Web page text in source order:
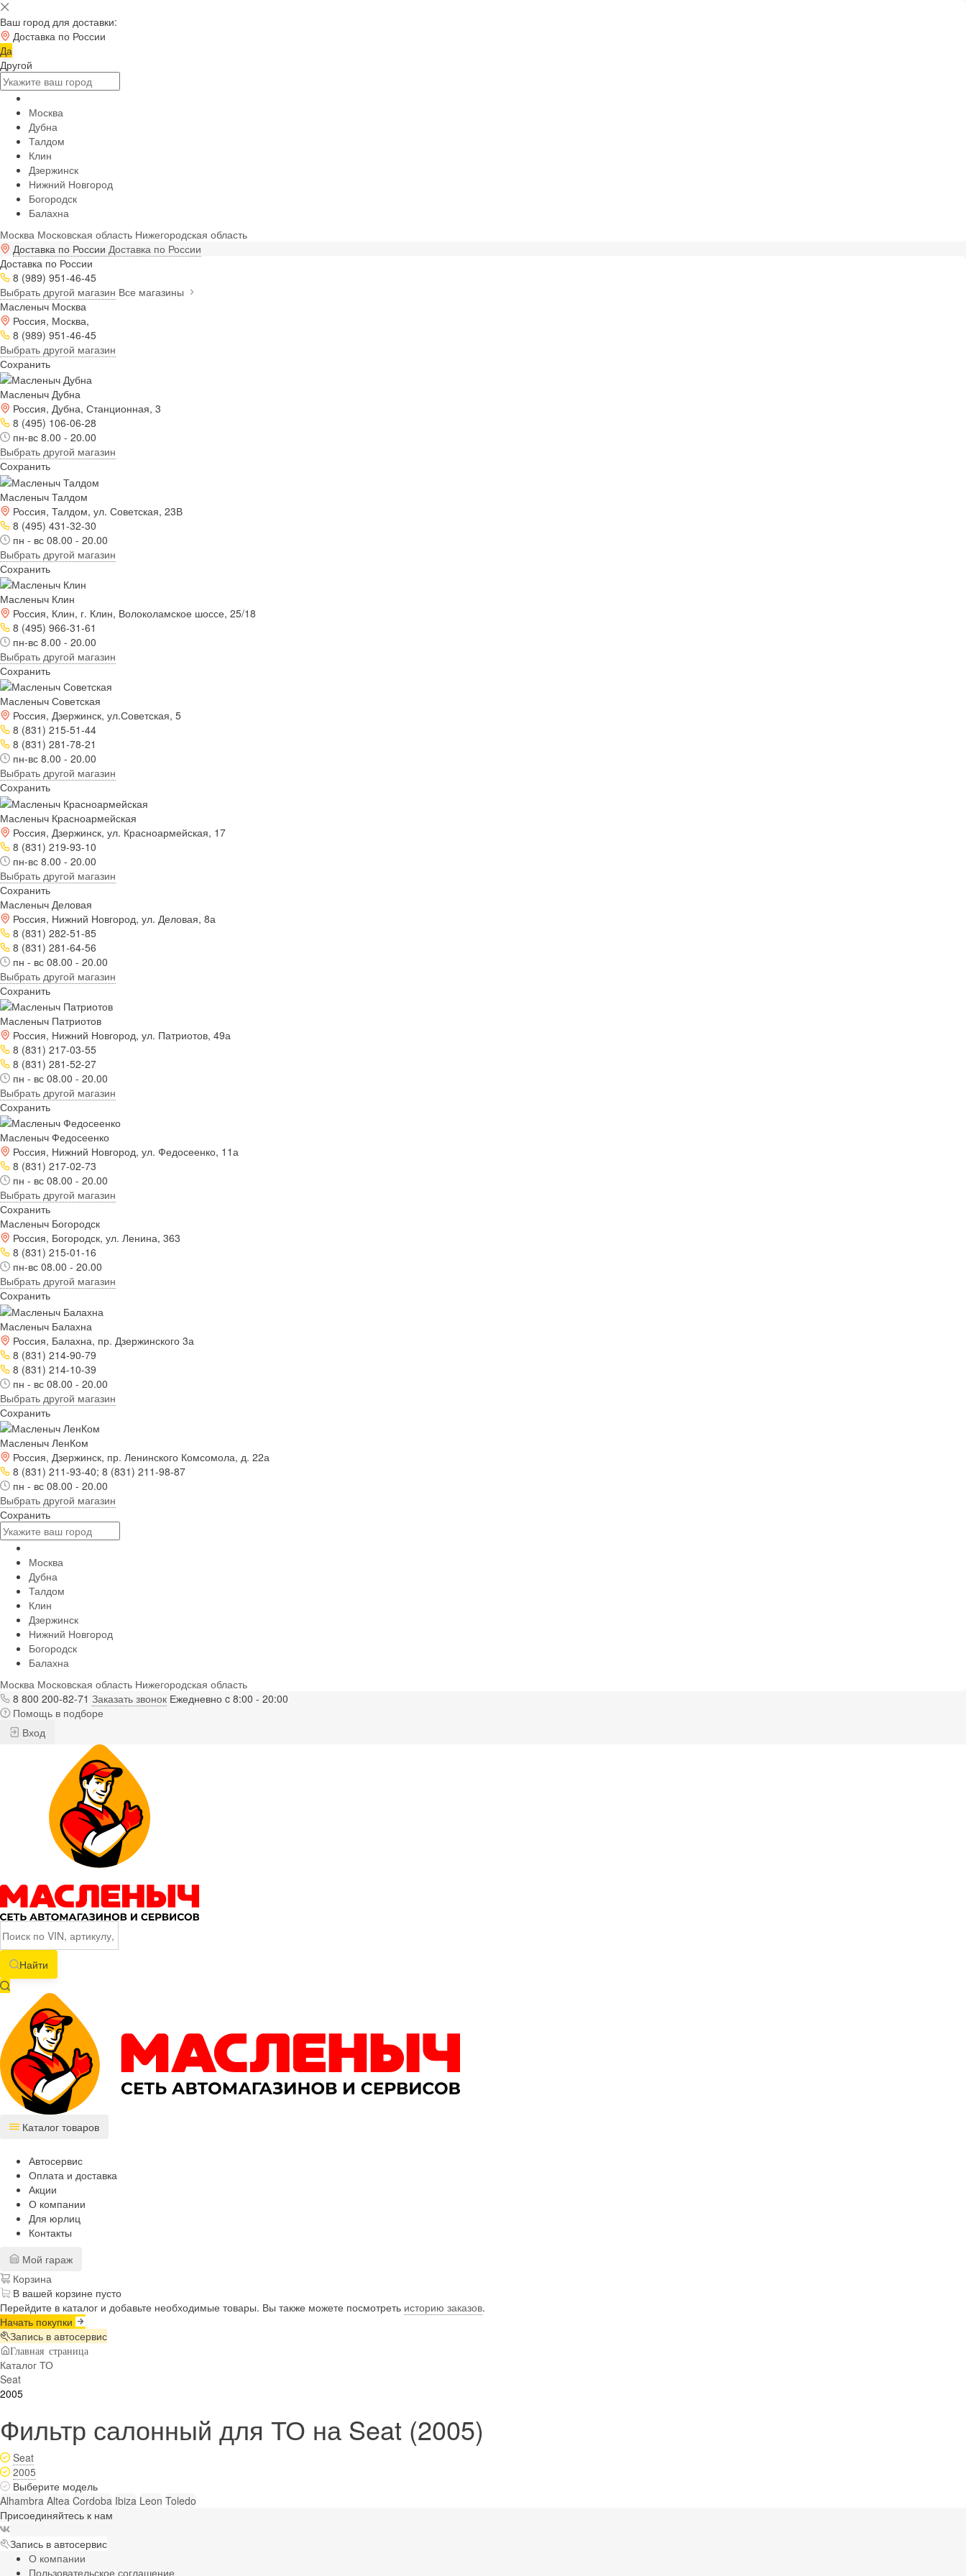
Ваш город для доставки:
Доставка по России
Да
Другой
Москва
Дубна
Талдом
Клин
Дзержинск
Нижний Новгород
Богородск
Балахна
Москва Московская область Нижегородская область
Доставка по России Доставка по России
Доставка по России
8 (989) 951-46-45
Выбрать другой магазин Все магазины
Масленыч Москва
Россия, Москва,
8 (989) 951-46-45
Выбрать другой магазин
Сохранить
Масленыч Дубна
Россия, Дубна, Станционная, 3
8 (495) 106-06-28
пн-вс 8.00 - 20.00
Выбрать другой магазин
Сохранить
Масленыч Талдом
Россия, Талдом, ул. Советская, 23В
8 (495) 431-32-30
пн - вс 08.00 - 20.00
Выбрать другой магазин
Сохранить
Масленыч Клин
Россия, Клин, г. Клин, Волоколамское шоссе, 25/18
8 (495) 966-31-61
пн-вс 8.00 - 20.00
Выбрать другой магазин
Сохранить
Масленыч Советская
Россия, Дзержинск, ул.Советская, 5
8 (831) 215-51-44
8 (831) 281-78-21
пн-вс 8.00 - 20.00
Выбрать другой магазин
Сохранить
Масленыч Красноармейская
Россия, Дзержинск, ул. Красноармейская, 17
8 (831) 219-93-10
пн-вс 8.00 - 20.00
Выбрать другой магазин
Сохранить
Масленыч Деловая
Россия, Нижний Новгород, ул. Деловая, 8а
8 (831) 282-51-85
8 (831) 281-64-56
пн - вс 08.00 - 20.00
Выбрать другой магазин
Сохранить
Масленыч Патриотов
Россия, Нижний Новгород, ул. Патриотов, 49а
8 (831) 217-03-55
8 (831) 281-52-27
пн - вс 08.00 - 20.00
Выбрать другой магазин
Сохранить
Масленыч Федосеенко
Россия, Нижний Новгород, ул. Федосеенко, 11а
8 (831) 217-02-73
пн - вс 08.00 - 20.00
Выбрать другой магазин
Сохранить
Масленыч Богородск
Россия, Богородск, ул. Ленина, 363
8 (831) 215-01-16
пн-вс 08.00 - 20.00
Выбрать другой магазин
Сохранить
Масленыч Балахна
Россия, Балахна, пр. Дзержинского 3а
8 (831) 214-90-79
8 (831) 214-10-39
пн - вс 08.00 - 20.00
Выбрать другой магазин
Сохранить
Масленыч ЛенКом
Россия, Дзержинск, пр. Ленинского Комсомола, д. 22а
8 (831) 211-93-40; 8 (831) 211-98-87
пн - вс 08.00 - 20.00
Выбрать другой магазин
Сохранить
Москва
Дубна
Талдом
Клин
Дзержинск
Нижний Новгород
Богородск
Балахна
Москва Московская область Нижегородская область
8 800 200-82-71 Заказать звонок Ежедневно c 8:00 - 20:00
Помощь в подборе
Вход
Найти
Каталог товаров
Автосервис
Оплата и доставка
Акции
О компании
Для юрлиц
Контакты
Мой гараж
Корзина
В вашей корзине пусто
Перейдите в каталог и добавьте необходимые товары. Вы также можете посмотреть историю заказов.
Начать покупки
Запись в автосервис
Главная страница
Каталог ТО
Seat
2005
Фильтр салонный для ТО на Seat (2005)
Seat
2005
Выберите модель
Alhambra Altea Cordoba Ibiza Leon Toledo
Присоединяйтесь к нам
Запись в автосервис
О компании
Пользовательское соглашение